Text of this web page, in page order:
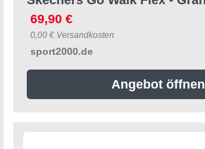
69,90 €
0,00 € Versandkosten
sport2000.de
Angebot öffnen